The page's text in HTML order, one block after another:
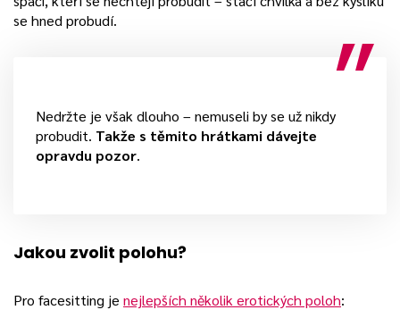
se hned probudí.
Nedržte je však dlouho – nemuseli by se už nikdy
probudit. Takže s těmito hrátkami dávejte
opravdu pozor.
Jakou zvolit polohu?
Pro facesitting je nejlepších několik erotických poloh: